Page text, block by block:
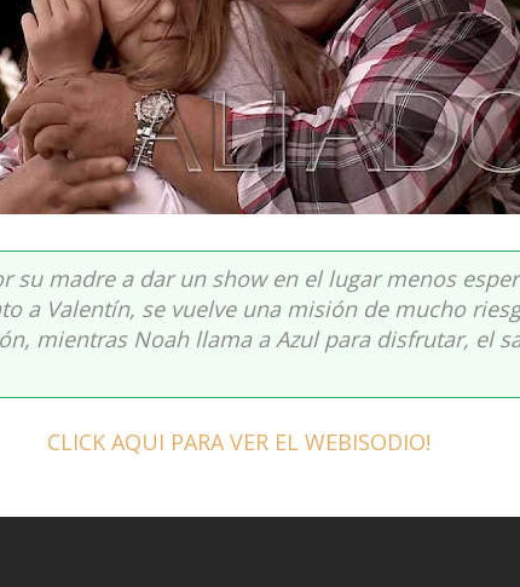
su madre a dar un show en el lugar menos
a Valentín, se vuelve una misión de mucho
mientras Noah llama a Azul para disfrutar, el
CLICK AQUI PARA VER EL WEBISODIO!